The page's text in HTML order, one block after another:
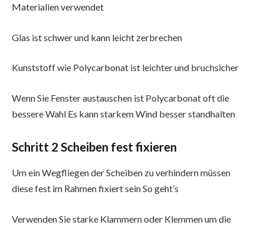
Materialien verwendet
Glas ist schwer und kann leicht zerbrechen
Kunststoff wie Polycarbonat ist leichter und bruchsicher
Wenn Sie Fenster austauschen ist Polycarbonat oft die
bessere Wahl Es kann starkem Wind besser standhalten
Schritt 2 Scheiben fest fixieren
Um ein Wegfliegen der Scheiben zu verhindern müssen
diese fest im Rahmen fixiert sein So geht’s
Verwenden Sie starke Klammern oder Klemmen um die